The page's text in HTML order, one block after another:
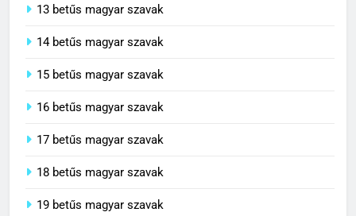
13 betűs magyar szavak
14 betűs magyar szavak
15 betűs magyar szavak
16 betűs magyar szavak
17 betűs magyar szavak
18 betűs magyar szavak
19 betűs magyar szavak